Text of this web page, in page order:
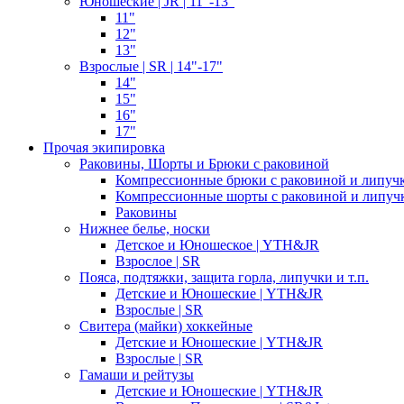
11"
12"
13"
Взрослые | SR | 14"-17"
14"
15"
16"
17"
Прочая экипировка
Раковины, Шорты и Брюки с раковиной
Компрессионные брюки с раковиной и
Компрессионные шорты с раковиной и
Раковины
Нижнее белье, носки
Детское и Юношеское | YTH&JR
Взрослое | SR
Пояса, подтяжки, защита горла, липучки и т.п.
Детские и Юношеские | YTH&JR
Взрослые | SR
Свитера (майки) хоккейные
Детские и Юношеские | YTH&JR
Взрослые | SR
Гамаши и рейтузы
Детские и Юношеские | YTH&JR